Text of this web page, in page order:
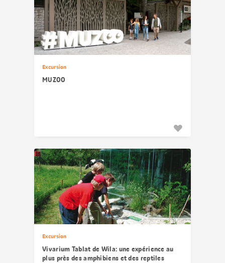
Excursion
MUZOO
Excursion
Vivarium Tablat de Wila: une expérience au
plus près des amphibiens et des reptiles